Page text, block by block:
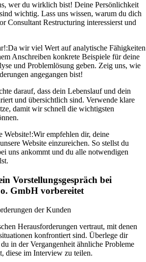
wer du wirklich bist! Deine Persönlichkeit
wichtig. Lass uns wissen, warum du dich
Consultant Restructuring interessierst und
Da wir viel Wert auf analytische Fähigkeiten
Anschreiben konkrete Beispiele für deine
und Problemlösung geben. Zeig uns, wie
angegangen bist!
darauf, dass dein Lebenslauf und dein
und übersichtlich sind. Verwende klare
damit wir schnell die wichtigsten
Website!:Wir empfehlen dir, deine
Website einzureichen. So stellst du
uns ankommt und du alle notwendigen
Vorstellungsgespräch bei
GmbH vorbereitet
der Kunden
Herausforderungen vertraut, mit denen
konfrontiert sind. Überlege dir
in der Vergangenheit ähnliche Probleme
diese im Interview zu teilen.